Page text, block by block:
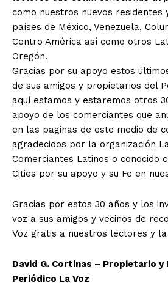
como nuestros nuevos residentes
países de México, Venezuela,
Centro América así como otros
Oregón.
Gracias por su apoyo estos
de sus amigos y propietarios del
aquí estamos y estaremos otros
apoyo de los comerciantes que
en las paginas de este medio de
agradecidos por la organización
Comerciantes Latinos o conocido
Cities por su apoyo y su Fe en
Gracias por estos 30 años y los
voz a sus amigos y vecinos de
Voz gratis a nuestros lectores y la
David G. Cortinas – Propietario
Periódico La Voz